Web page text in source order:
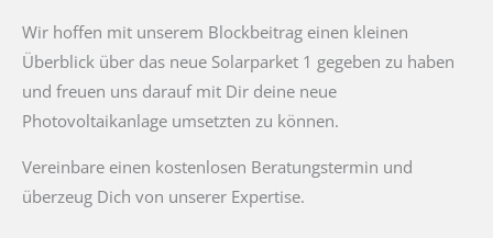
Wir hoffen mit unserem Blockbeitrag einen kleinen
Überblick über das neue Solarparket 1 gegeben zu haben
und freuen uns darauf mit Dir deine neue
Photovoltaikanlage umsetzten zu können.
Vereinbare einen kostenlosen Beratungstermin und
überzeug Dich von unserer Expertise.